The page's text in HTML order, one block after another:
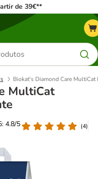
de 39€**
Biokat's Diamond Care MultiCat
MultiCat
4.8/5
(4)